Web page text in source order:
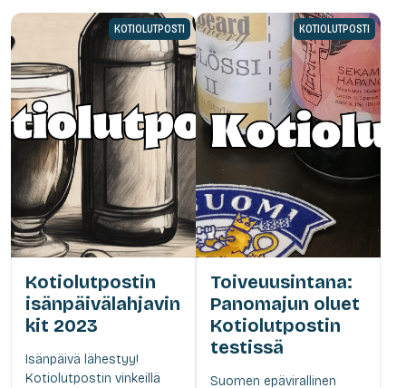
KOTIOLUTPOSTI
Kotiolutpostin
isänpäivälahjavin
kit 2023
Isänpäivä lähestyy!
Kotiolutpostin vinkeillä
KOTIOLUTPOSTI
Toiveuusintana:
Panomajun oluet
Kotiolutpostin
testissä
Suomen epävirallinen